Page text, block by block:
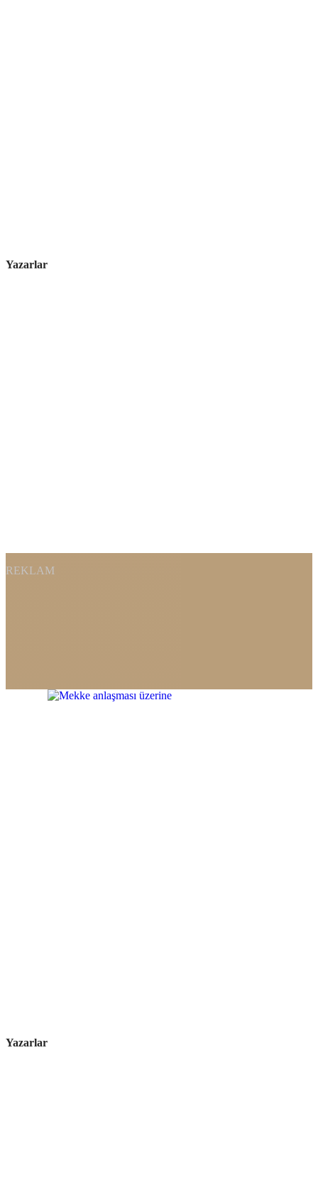
Yazarlar
REKLAM
Yazarlar